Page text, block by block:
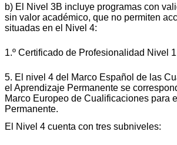
b) El Nivel 3B incluye programas con
sin valor académico, que no permiten
situadas en el Nivel 4:
1.º Certificado de Profesionalidad Nivel
5. El nivel 4 del Marco Español de las
el Aprendizaje Permanente se
Marco Europeo de Cualificaciones para
Permanente.
El Nivel 4 cuenta con tres subniveles: